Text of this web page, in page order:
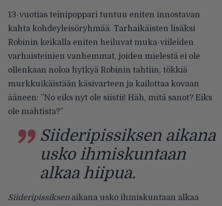
13-vuotias teinipoppari tuntuu eniten innostavan
kahta kohdeyleisöryhmää. Tarhaikäisten lisäksi
Robinin keikalla eniten heiluvat muka-viileiden
varhaisteinien vanhemmat, joiden mielestä ei ole
ollenkaan noloa hytkyä Robinin tahtiin, tökkiä
murkkuikäistään käsivarteen ja kailottaa kovaan
ääneen: ”No eiks nyt ole siistii! Häh, mitä sanot? Eiks
ole mahtista?”
Siideripissiksen aikana
usko ihmiskuntaan
alkaa hiipua.
Siideripissiksenaikana usko ihmiskuntaan alkaa